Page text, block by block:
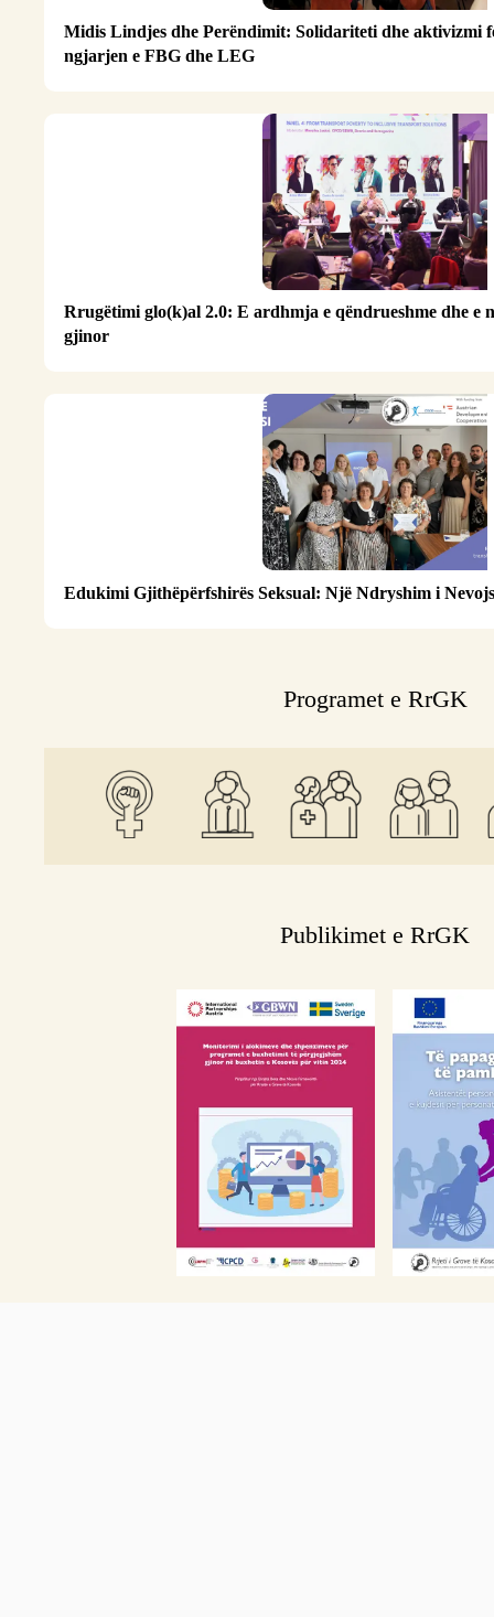
Midis Lindjes dhe Perëndimit: Solidariteti dhe aktivizmi
ngjarjen e FBG dhe LEG
Rrugëtimi glo(k)al 2.0: E ardhmja e qëndrueshme dhe e
gjinor
Edukimi Gjithëpërfshirës Seksual: Një Ndryshim i
Programet e RrGK
Publikimet e RrGK